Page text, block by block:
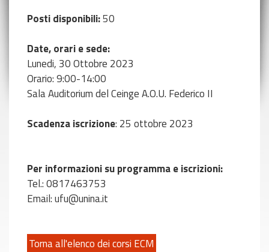
Posti disponibili:50
Date, orari e sede:
Lunedi, 30 Ottobre 2023
Orario: 9:00-14:00
Sala Auditorium del Ceinge A.O.U. Federico II
Scadenza iscrizione: 25 ottobre 2023
Per informazioni su programma e iscrizioni:
Tel.: 0817463753
Email: ufu@unina.it
Torna all'elenco dei corsi ECM